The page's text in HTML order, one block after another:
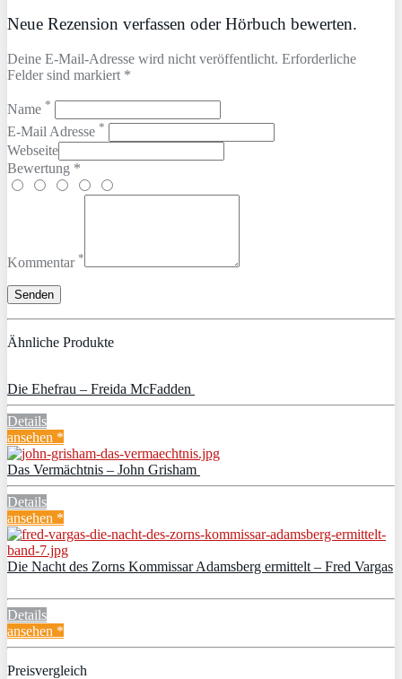
Neue Rezension verfassen oder Hörbuch bewerten.
Deine E-Mail-Adresse wird nicht veröffentlicht. Erforderliche
Felder sind markiert *
Name *
E-Mail Adresse *
Webseite
Bewertung *
Kommentar *
Ähnliche Produkte
Die Ehefrau – Freida McFadden
Details
ansehen *
Das Vermächtnis – John Grisham
Details
ansehen *
Die Nacht des Zorns Kommissar Adamsberg ermittelt – Fred Vargas
Details
ansehen *
Preisvergleich